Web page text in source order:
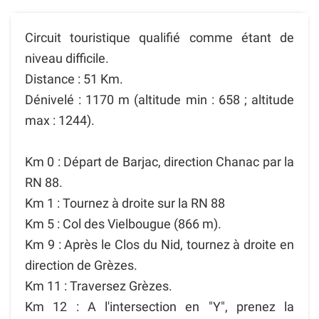
Circuit touristique qualifié comme étant de
niveau difficile.
Distance : 51 Km.
Dénivelé : 1170 m (altitude min : 658 ; altitude
max : 1244).
Km 0 : Départ de Barjac, direction Chanac par la
RN 88.
Km 1 : Tournez à droite sur la RN 88
Km 5 : Col des Vielbougue (866 m).
Km 9 : Après le Clos du Nid, tournez à droite en
direction de Grèzes.
Km 11 : Traversez Grèzes.
Km 12 : A l'intersection en "Y", prenez la